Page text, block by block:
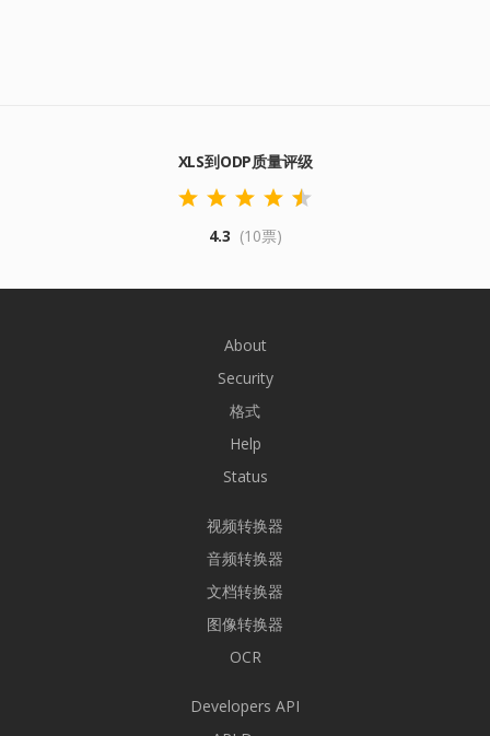
XLS到ODP质量评级
4.3 (10票)
About
Security
格式
Help
Status
视频转换器
音频转换器
文档转换器
图像转换器
OCR
Developers API